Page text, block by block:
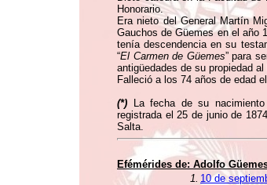
Honorario.
Era nieto del General Martín
Gauchos de Güemes en el año
tenía descendencia en su
“El Carmen de Güemes” para
antigüedades de su propiedad
Falleció a los 74 años de edad
(*) La fecha de su
registrada el 25 de junio de
Salta.
Efémérides de: Adolfo
1. 10 de